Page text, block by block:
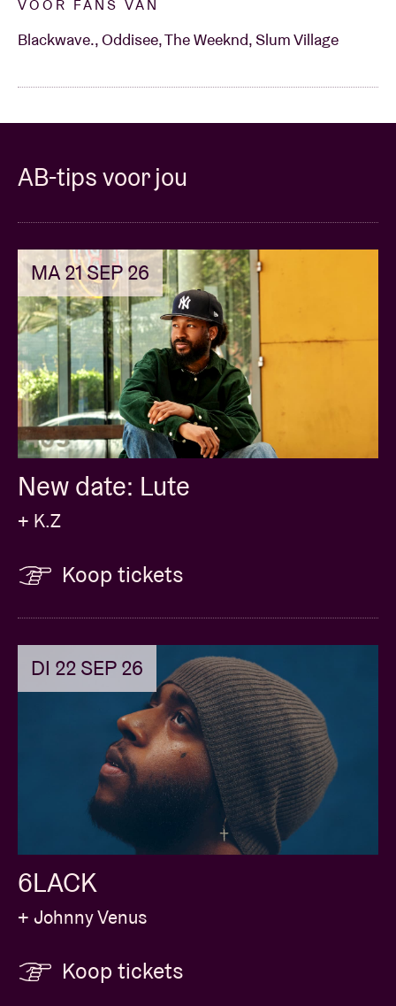
VOOR FANS VAN
Blackwave., Oddisee, The Weeknd, Slum Village
AB-tips voor jou
MA 21 SEP 26
New date: Lute
+ K.Z
Koop tickets
DI 22 SEP 26
6LACK
+ Johnny Venus
Koop tickets